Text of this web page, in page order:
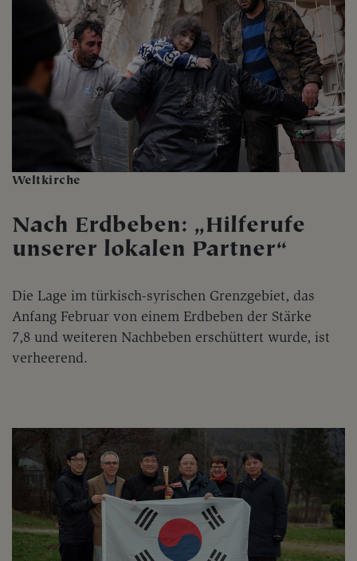
Weltkirche
Nach Erdbeben: „Hilferufe
unserer lokalen Partner“
Die Lage im türkisch-syrischen Grenzgebiet, das
Anfang Februar von einem Erdbeben der Stärke
7,8 und weiteren Nachbeben erschüttert wurde, ist
verheerend.